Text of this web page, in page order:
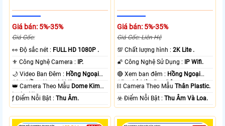
Giá bán: 5%-35%
Giá Gốc:
️👀 Độ sắc nét : FULL HD 1080P .
⚜️ Công Nghệ Camera : IP.
🌙 Video Ban Đêm : Hồng Ngoại
10m Hồng Ngoại SMD.
👑 Camera Theo Mẫu Dome Kim
loại + Nhựa.
️ƒ Điểm Nỗi Bật :Thu Âm.
Giá bán: 5%-35%
Giá Gốc: Liên Hệ
💯 Chất lượng hình :2K Lite .
🌠 Công Nghệ Sử Dụng : IP Wifi.
🔴 Xem ban đêm : Hồng Ngoại
15m Có Màu Ban Ðêm.
⛓ Camera Theo MẫuThân Plastic.
️☣️ Điểm Nỗi Bật :Thu Âm Và Loa.